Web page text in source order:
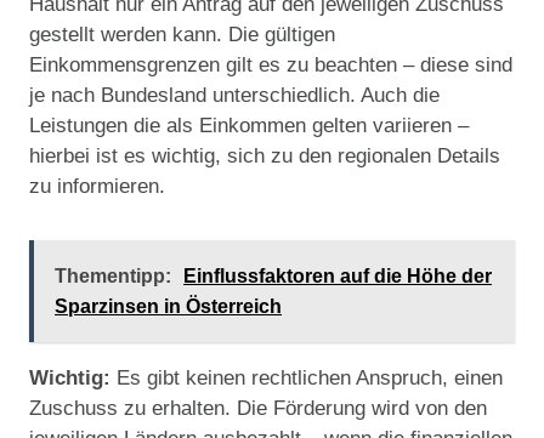
gestellt werden kann. Die gültigen
Einkommensgrenzen gilt es zu beachten – diese sind
je nach Bundesland unterschiedlich. Auch die
Leistungen die als Einkommen gelten variieren –
hierbei ist es wichtig, sich zu den regionalen Details
zu informieren.
Thementipp:
Einflussfaktoren auf die Höhe der
Sparzinsen in Österreich
Wichtig: Es gibt keinen rechtlichen Anspruch, einen
Zuschuss zu erhalten. Die Förderung wird von den